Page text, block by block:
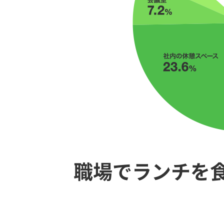
職場でランチを